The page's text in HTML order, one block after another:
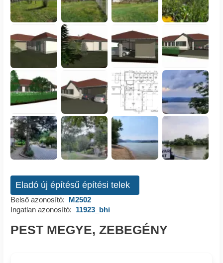
Eladó új építésű építési telek
Belső azonosító: M2502
Ingatlan azonosító: 11923_bhi
PEST MEGYE, ZEBEGÉNY